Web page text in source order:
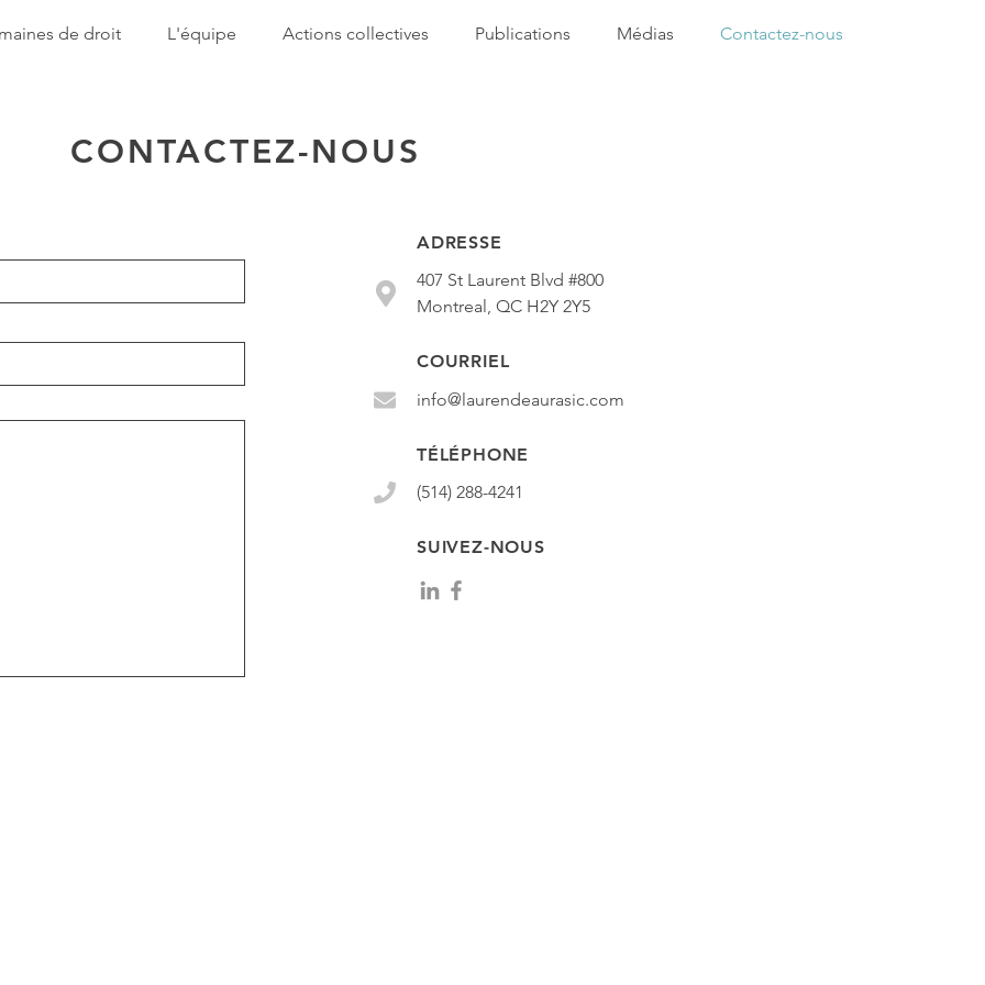
de droit L'équipe Actions collectives Publications Médias Contactez-nous
CONTACTEZ-NOUS
ADRESSE
407 St Laurent Blvd #800
Montreal, QC H2Y 2Y5
COURRIEL
info@laurendeaurasic.com
TÉLÉPHONE
(514) 288-4241
SUIVEZ-NOUS